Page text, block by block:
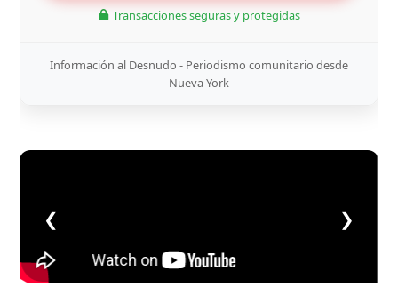
Transacciones seguras y protegidas
Información al Desnudo - Periodismo comunitario desde
Nueva York
❮ ❯